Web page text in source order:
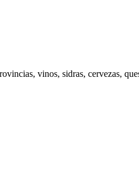
vinos, sidras, cervezas,